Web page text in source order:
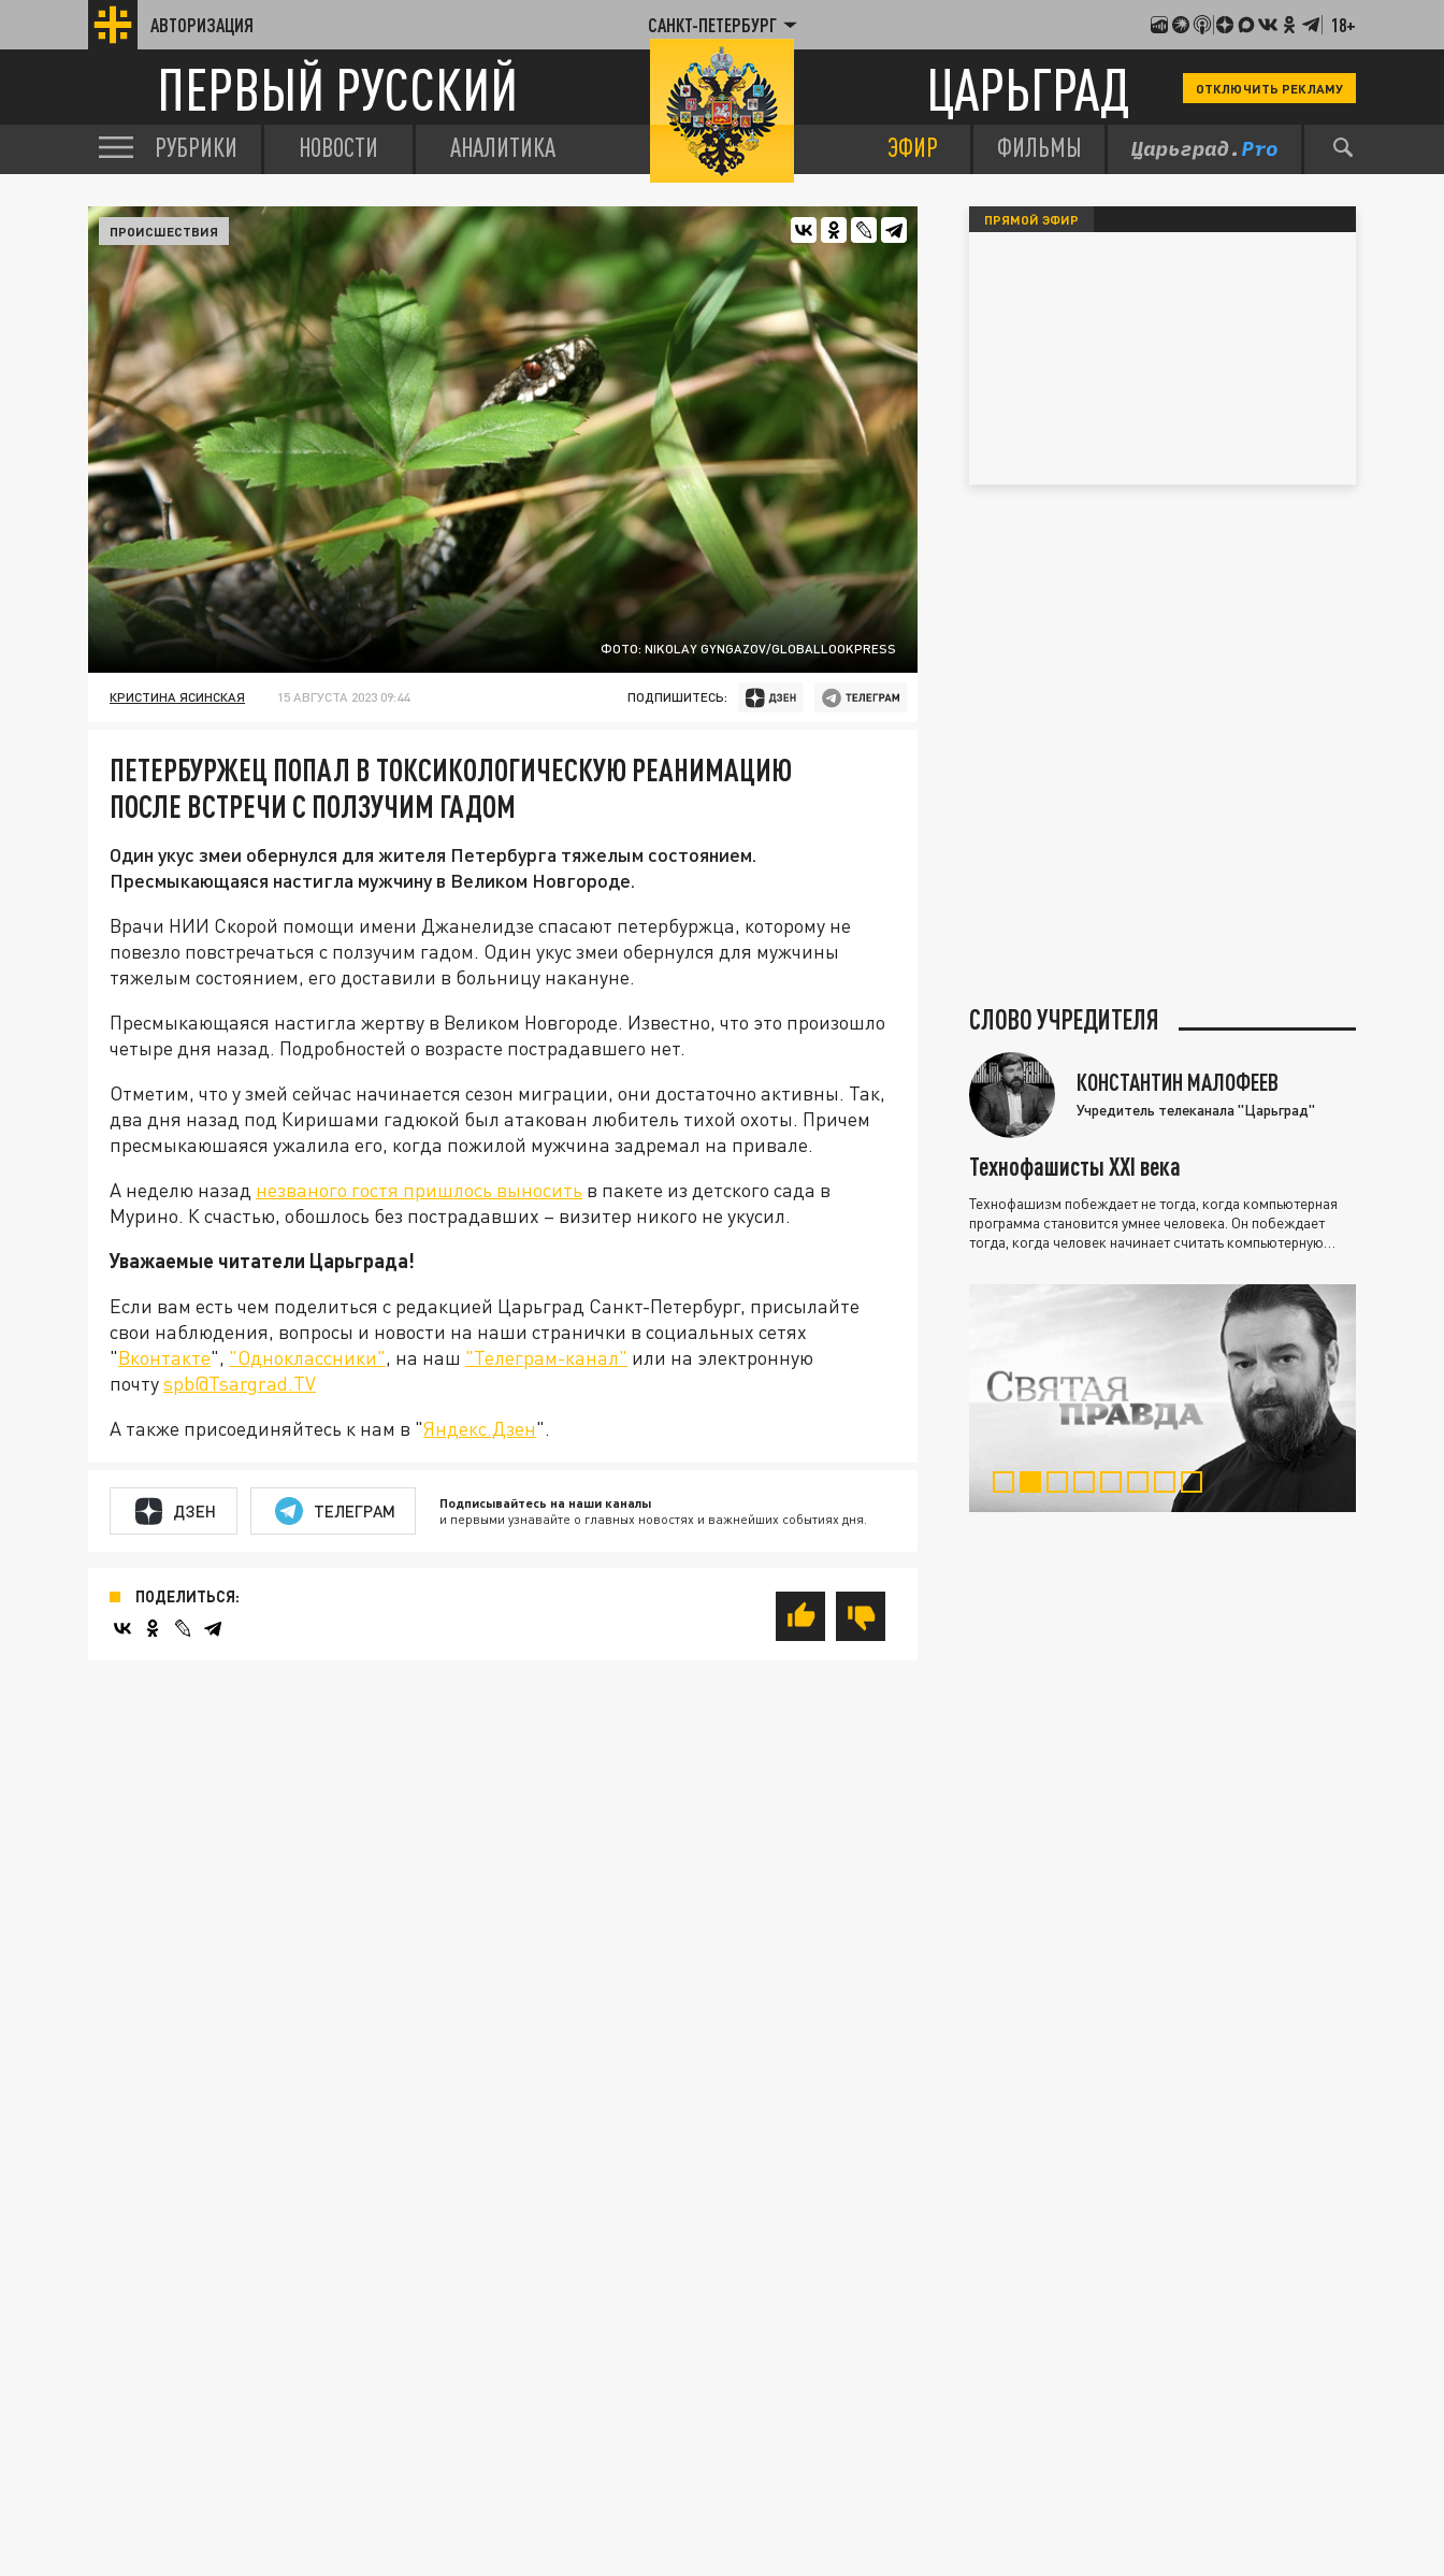
АВТОРИЗАЦИЯ САНКТ-ПЕТЕРБУРГ 18+
ПЕРВЫЙ РУССКИЙ ЦАРЬГРАД ОТКЛЮЧИТЬ РЕКЛАМУ
РУБРИКИ НОВОСТИ АНАЛИТИКА ЭФИР ФИЛЬМЫ
ФОТО: NIKOLAY GYNGAZOV/GLOBALLOOKPRESS
ПРОИСШЕСТВИЯ
КРИСТИНА ЯСИНСКАЯ 15 АВГУСТА 2023 09:44 ПОДПИШИТЕСЬ:
ПЕТЕРБУРЖЕЦ ПОПАЛ В ТОКСИКОЛОГИЧЕСКУЮ РЕАНИМАЦИЮ
ПОСЛЕ ВСТРЕЧИ С ПОЛЗУЧИМ ГАДОМ
Один укус змеи обернулся для жителя Петербурга тяжелым состоянием.
Пресмыкающаяся настигла мужчину в Великом Новгороде.
Врачи НИИ Скорой помощи имени Джанелидзе спасают петербуржца, которому не
повезло повстречаться с ползучим гадом. Один укус змеи обернулся для мужчины
тяжелым состоянием, его доставили в больницу накануне.
Пресмыкающаяся настигла жертву в Великом Новгороде. Известно, что это произошло
четыре дня назад. Подробностей о возрасте пострадавшего нет.
Отметим, что у змей сейчас начинается сезон миграции, они достаточно активны. Так,
два дня назад под Киришами гадюкой был атакован любитель тихой охоты. Причем
пресмыкаюшаяся ужалила его, когда пожилой мужчина задремал на привале.
А неделю назад незваного гостя пришлось выносить в пакете из детского сада в
Мурино. К счастью, обошлось без пострадавших – визитер никого не укусил.
Уважаемые читатели Царьграда!
Если вам есть чем поделиться с редакцией Царьград Санкт-Петербург, присылайте
свои наблюдения, вопросы и новости на наши странички в социальных сетях
"Вконтакте", "Одноклассники", на наш "Телеграм-канал" или на электронную
почтуspb@Tsargrad.TV
А также присоединяйтесь к нам в "Яндекс.Дзен".
ДЗЕН ТЕЛЕГРАМ Подписывайтесь на наши каналы
и первыми узнавайте о главных новостях и важнейших событиях дня.
ПОДЕЛИТЬСЯ:
ПРЯМОЙ ЭФИР
СЛОВО УЧРЕДИТЕЛЯ
КОНСТАНТИН МАЛОФЕЕВ
Учредитель телеканала "Царьград"
Технофашисты XXI века
Технофашизм побеждает не тогда, когда компьютерная
программа становится умнее человека. Он побеждает
тогда, когда человек начинает считать компьютерную